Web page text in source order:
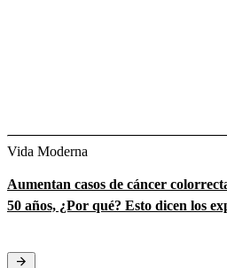
Vida Moderna
Aumentan casos de cáncer
50 años, ¿Por qué? Esto dicen los